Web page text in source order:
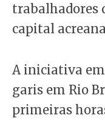
trabalhadores
capital
A iniciativa
garis em Rio
primeiras